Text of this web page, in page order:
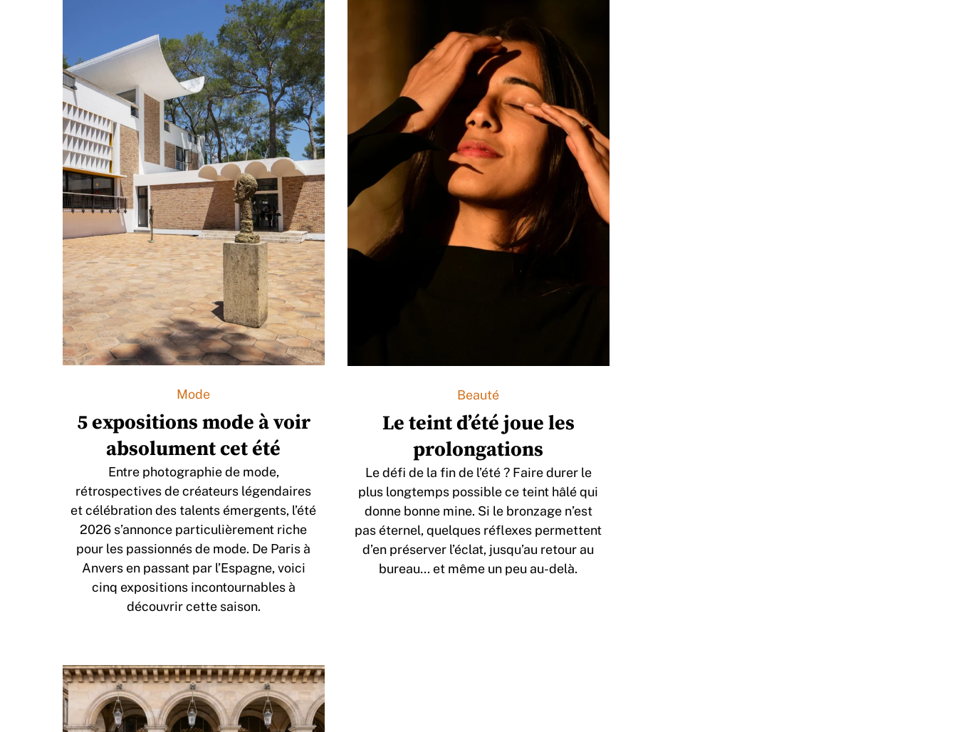
Mode
5 expositions mode à voir
absolument cet été
Entre photographie de mode,
rétrospectives de créateurs légendaires
et célébration des talents émergents, l’été
2026 s’annonce particulièrement riche
pour les passionnés de mode. De Paris à
Anvers en passant par l’Espagne, voici
cinq expositions incontournables à
découvrir cette saison.
Beauté
Le teint d’été joue les
prolongations
Le défi de la fin de l’été ? Faire durer le
plus longtemps possible ce teint hâlé qui
donne bonne mine. Si le bronzage n’est
pas éternel, quelques réflexes permettent
d’en préserver l’éclat, jusqu’au retour au
bureau… et même un peu au-delà.